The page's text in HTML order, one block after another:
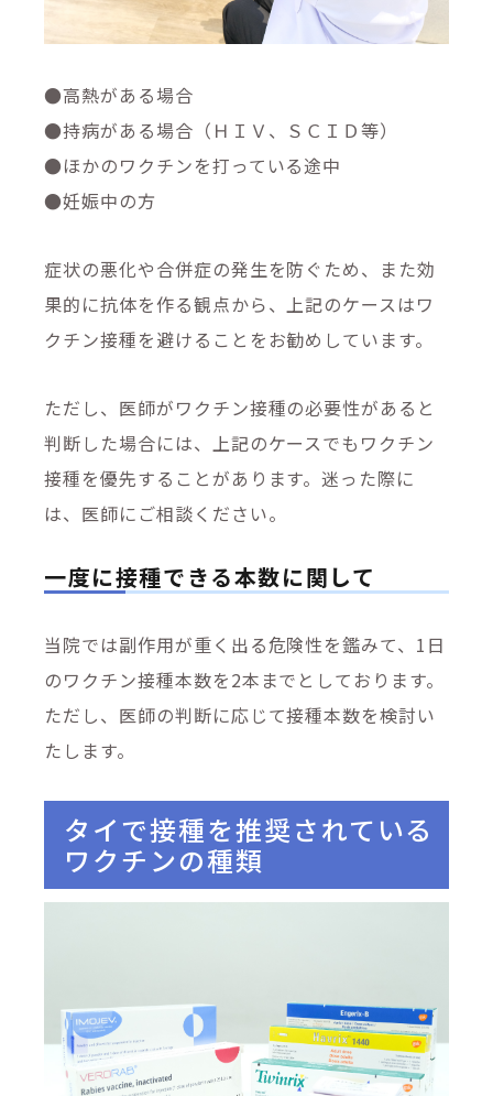
●高熱がある場合
●持病がある場合（ＨＩＶ、ＳＣＩＤ等）
●ほかのワクチンを打っている途中
●妊娠中の方
症状の悪化や合併症の発生を防ぐため、また効
果的に抗体を作る観点から、上記のケースはワ
クチン接種を避けることをお勧めしています。
ただし、医師がワクチン接種の必要性があると
判断した場合には、上記のケースでもワクチン
接種を優先することがあります。迷った際に
は、医師にご相談ください。
一度に接種できる本数に関して
当院では副作用が重く出る危険性を鑑みて、1日
のワクチン接種本数を2本までとしております。
ただし、医師の判断に応じて接種本数を検討い
たします。
タイで接種を推奨されている
ワクチンの種類